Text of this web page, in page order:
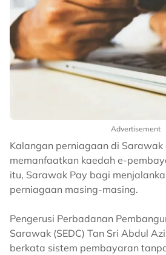
Advertisement
Kalangan perniagaan di Sarawak
memanfaatkan kaedah e-
itu, Sarawak Pay bagi
perniagaan masing-masing.
Pengerusi Perbadanan
Sarawak (SEDC) Tan Sri Abdul
berkata sistem pembayaran